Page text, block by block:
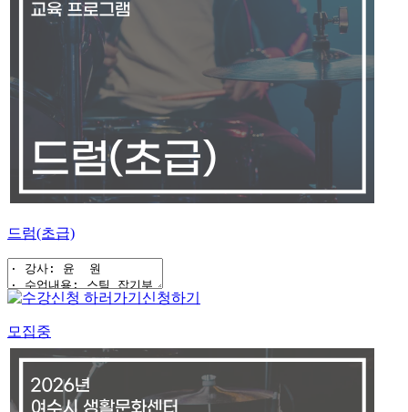
드럼(초급)
신청하기
모집중